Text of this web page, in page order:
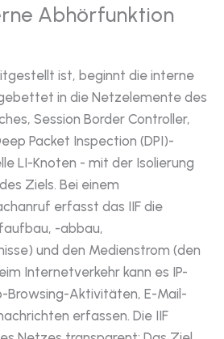
Abhörfunktion
ist, beginnt die interne
in die Netzelemente des
Session Border Controller,
Packet Inspection (DPI)-
LI-Knoten - mit der Isolierung
Ziels. Bei einem
erfasst das IIF die
-abbau,
und den Medienstrom (den
Internetverkehr kann es IP-
Browsing-Aktivitäten, E-Mail-
erfassen. Die IIF